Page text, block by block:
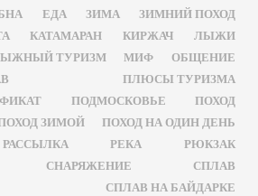
ЕДА ЗИМА
ЗИМНИЙ ПОХОД
КАТАМАРАН КИРЖАЧ
ЛЫЖИ
ТУРИЗМ МИФ
ОБЩЕНИЕ
ПЛЮСЫ ТУРИЗМА
ПОДМОСКОВЬЕ
ПОХОД
ЗИМОЙ
ПОХОД НА ОДИН ДЕНЬ
РАССЫЛКА РЕКА
РЮКЗАК
СНАРЯЖЕНИЕ
СПЛАВ
СПЛАВ НА БАЙДАРКЕ